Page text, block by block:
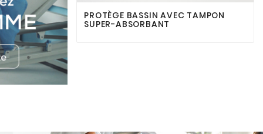
PROTÈGE BASSIN AVEC TAMPON
SUPER-ABSORBANT